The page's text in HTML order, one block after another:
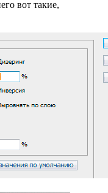
вот такие,